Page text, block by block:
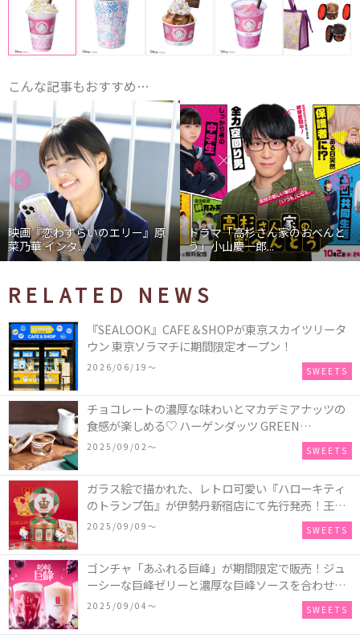
こんな記事もおすすめ…
映画『恋わずらいのエリー』原
菜乃華 インタ...
ドラマ「高杉さん家のおべんと
う」小山慶一郎...
RELATED NEWS
『SEALOOK』CAFE＆SHOPが東京スカイツリータ
ウン 東京ソラマチに期間限定オープン！
2026/06/19〜 SWEETS
チョコレートの濃厚な味わいとマカデミアナッツの
食感が楽しめる♡ ハーゲンダッツ GREEN
CRAFT(グリーンクラフト) ミニカップ『チョコレー
2025/09/02〜 SWEETS
ガラス絵で描かれた、レトロ可愛い『ハローキティ
のトランプ缶』が伊勢丹新宿店にて先行発売！王冠
キティのフィギュア、キティトランプのステッカー
2025/09/09〜 SWEETS
ゴンチャ「あふれる巨峰」が期間限定で販売！ジュ
ーシーな巨峰ゼリーと濃厚な巨峰ソースを合わせた
ミルクティー、ティーエード、ジェラッティー、ス
2025/09/04〜 SWEETS